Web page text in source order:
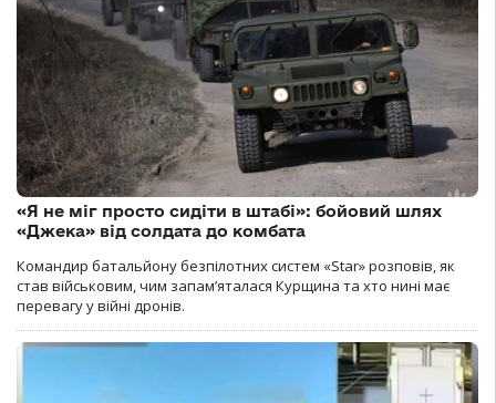
«Я не міг просто сидіти в штабі»: бойовий шлях
«Джека» від солдата до комбата
Командир батальйону безпілотних систем «Star» розповів, як
став військовим, чим запам’яталася Курщина та хто нині має
перевагу у війні дронів.